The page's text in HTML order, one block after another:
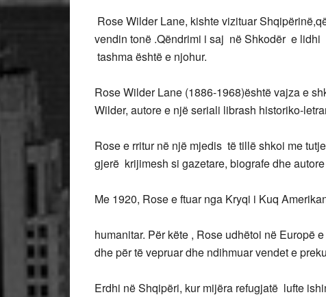
Rose Wilder Lane, kishte vizituar
vendin tonë .Qëndrimi i saj në Shkodër e
tashma është e njohur.
Rose Wilder Lane (1886-1968)është vajza e
Wilder, autore e një seriali librash historiko-
Rose e rritur në një mjedis të tillë shkoi me
gjerë krijimesh si gazetare, biografe dhe
Me 1920, Rose e ftuar nga Kryqi i Kuq
humanitar. Për këte , Rose udhëtoi në Europë
dhe për të vepruar dhe ndihmuar vendet e
Erdhi në Shqipëri, kur mijëra refugjatë lufte